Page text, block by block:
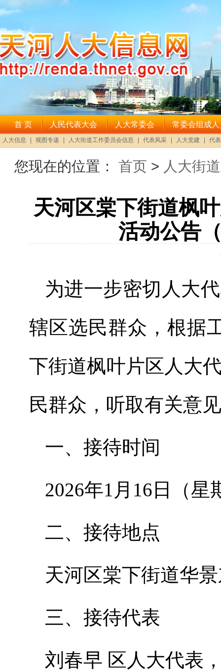
您现在的位置： 首页 > 人大街
天河区棠下街道枫
活动公告
为进一步密切人大
辖区选民群众，根据
下街道枫叶片区人大
民群众，听取有关意
一、接待时间
2026年1月16日（星
二、接待地点
天河区棠下街道华
三、接待代表
刘春早 区人大代表